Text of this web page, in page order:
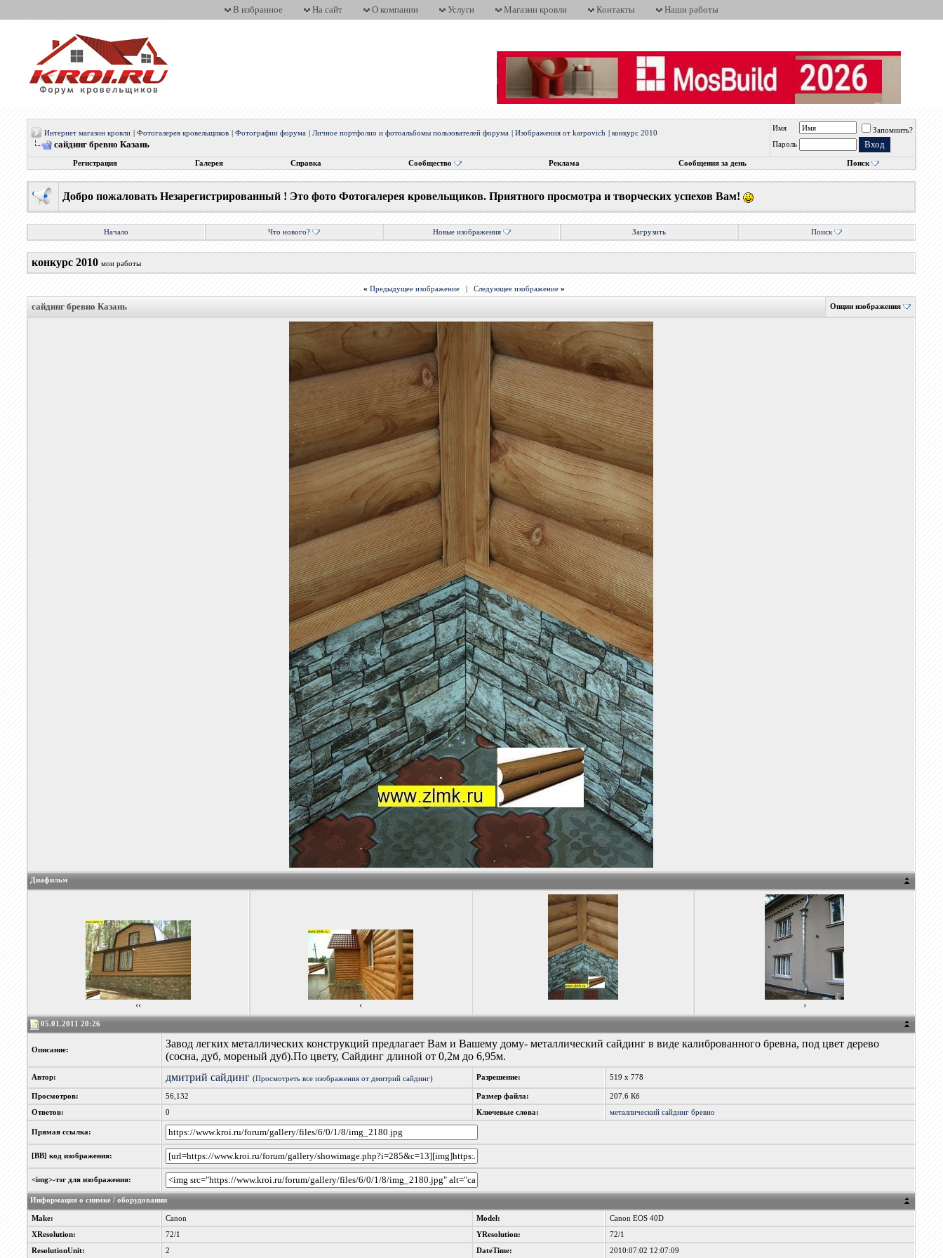
В избранное На сайт О компании Услуги Магазин кровли Контакты Наши работы
Интернет магазин кровли |Фотогалерея кровельщиков |Фотографии форума |Личное портфолио и фотоальбомы пользователей форума |Изображения от karpovich |конкурс 2010
сайдинг бревно Казань
Имя
Запомнить?
Пароль
Регистрация Галерея Справка Сообщество Реклама Сообщения за день Поиск
Добро пожаловать Незарегистрированный ! Это фото Фотогалерея кровельщиков. Приятного просмотра и творческих успехов Вам!
Начало Что нового? Новые изображения Загрузить Поиск
конкурс 2010 мои работы
« Предыдущее изображение |Следующее изображение »
сайдинг бревно Казань Опции изображения
Диафильм
‹‹ ‹ ›
05.01.2011 20:26
Описание:
Завод легких металлических конструкций предлагает Вам и Вашему дому- металлический сайдинг в виде калиброванного бревна, под цвет дерево
(сосна, дуб, мореный дуб).По цвету, Сайдинг длиной от 0,2м до 6,95м.
Автор: дмитрий сайдинг (Просмотреть все изображения от дмитрий сайдинг) Разрешение: 519 x 778
Просмотров: 56,132 Размер файла: 207.6 Кб
Ответов: 0 Ключевые слова: металлический сайдинг бревно
Прямая ссылка:
[BB] код изображения:
<img>-тэг для изображения:
Информация о снимке / оборудовании
Make: Canon Model: Canon EOS 40D
XResolution: 72/1 YResolution: 72/1
ResolutionUnit: 2 DateTime: 2010:07:02 12:07:09